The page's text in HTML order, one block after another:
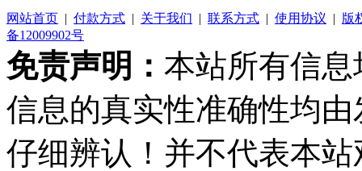
网站首页 | 付款方式 | 关于我们 | 联系方式 | 使用协议 | 版
备12009902号
免责声明： 本站所有信
信息的真实性准确性均
仔细辨认！并不代表本站